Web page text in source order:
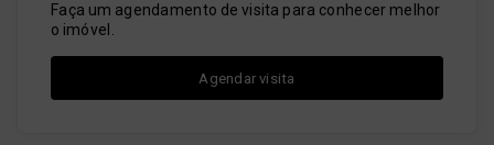
Faça um agendamento de visita para conhecer melhor
o imóvel.
Agendar visita